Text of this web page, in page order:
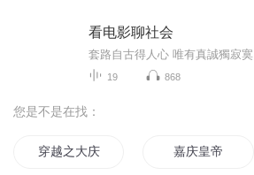
看电影聊社会
套路自古得人心 唯有真誠獨寂寞
19 868
您是不是在找：
穿越之大庆帝国 嘉庆皇帝